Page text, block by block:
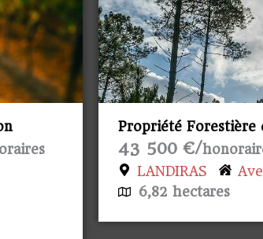
Propriété Forestière d’un seul tenant
avec Ruine
43 500 €/
honoraires inclus
Avec Ruine/Bâtiment